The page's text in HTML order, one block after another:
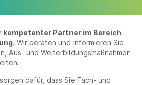
Partner im Bereich
Wir beraten und informieren Sie
Aus- und Weiterbildungsmaßnahmen
sorgen dafür, dass Sie Fach- und